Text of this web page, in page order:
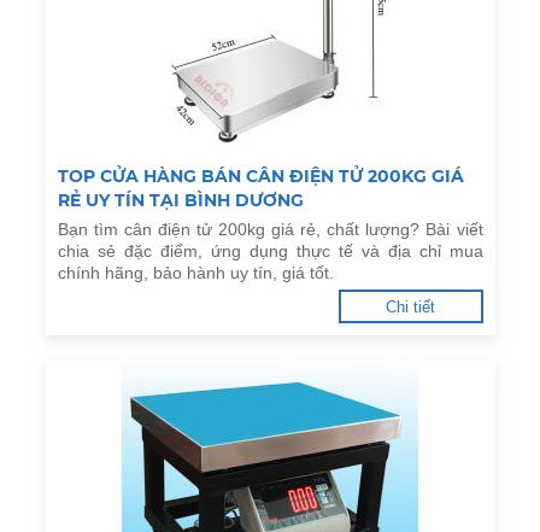
TOP CỬA HÀNG BÁN CÂN ĐIỆN TỬ 200KG GIÁ
RẺ UY TÍN TẠI BÌNH DƯƠNG
Bạn tìm cân điện tử 200kg giá rẻ, chất lượng? Bài viết
chia sẻ đặc điểm, ứng dụng thực tế và địa chỉ mua
chính hãng, bảo hành uy tín, giá tốt.
Chi tiết